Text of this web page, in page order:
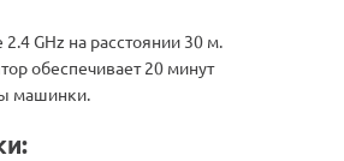
GHz на расстоянии 30 м.
обеспечивает 20 минут
машинки.